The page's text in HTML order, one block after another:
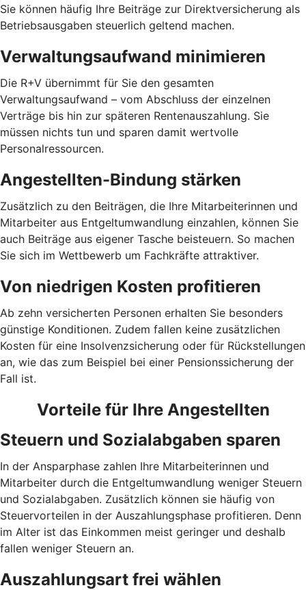
Sie können häufig Ihre Beiträge zur Direktversicherung als
Betriebsausgaben steuerlich geltend machen.
Verwaltungsaufwand minimieren
Die R+V übernimmt für Sie den gesamten
Verwaltungsaufwand – vom Abschluss der einzelnen
Verträge bis hin zur späteren Rentenauszahlung. Sie
müssen nichts tun und sparen damit wertvolle
Personalressourcen.
Angestellten-Bindung stärken
Zusätzlich zu den Beiträgen, die Ihre Mitarbeiterinnen und
Mitarbeiter aus Entgeltumwandlung einzahlen, können Sie
auch Beiträge aus eigener Tasche beisteuern. So machen
Sie sich im Wettbewerb um Fachkräfte attraktiver.
Von niedrigen Kosten profitieren
Ab zehn versicherten Personen erhalten Sie besonders
günstige Konditionen. Zudem fallen keine zusätzlichen
Kosten für eine Insolvenzsicherung oder für Rückstellungen
an, wie das zum Beispiel bei einer Pensionssicherung der
Fall ist.
Vorteile für Ihre Angestellten
Steuern und Sozialabgaben sparen
In der Ansparphase zahlen Ihre Mitarbeiterinnen und
Mitarbeiter durch die Entgeltumwandlung weniger Steuern
und Sozialabgaben. Zusätzlich können sie häufig von
Steuervorteilen in der Auszahlungsphase profitieren. Denn
im Alter ist das Einkommen meist geringer und deshalb
fallen weniger Steuern an.
Auszahlungsart frei wählen